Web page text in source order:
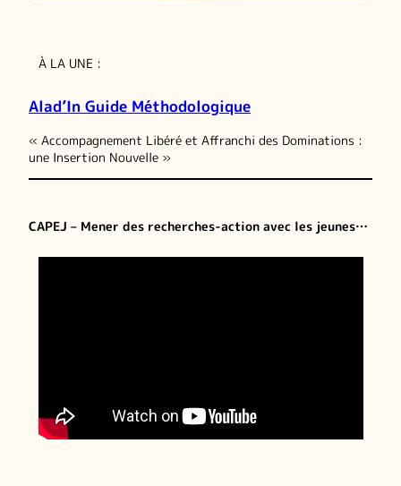
À LA UNE :
Alad’In Guide Méthodologique
« Accompagnement Libéré et Affranchi des Dominations :
une Insertion Nouvelle »
CAPEJ – Mener des recherches-action avec les jeunes…